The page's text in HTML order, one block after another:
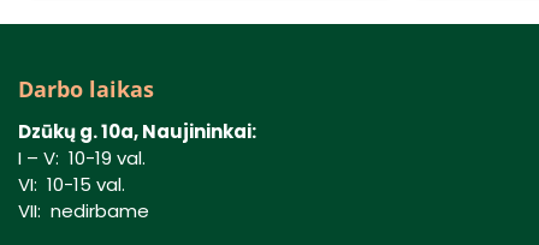
Darbo laikas
Dzūkų g. 10a, Naujininkai:
I – V: 10-19 val.
VI: 10-15 val.
VII: nedirbame